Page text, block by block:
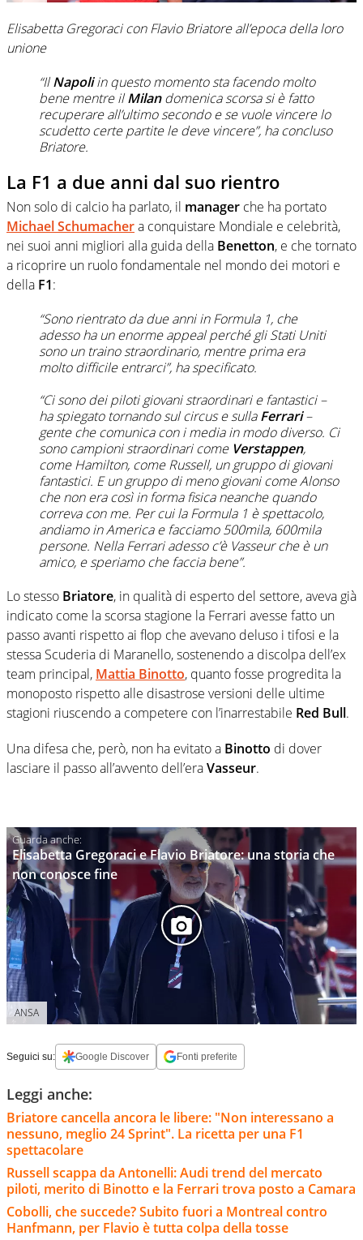
Elisabetta Gregoraci con Flavio Briatore all’epoca della loro
unione
“IlNapoliin questo momento sta facendo molto
bene mentre ilMilandomenica scorsa si è fatto
recuperare all’ultimo secondo e se vuole vincere lo
scudetto certe partite le deve vincere”, ha concluso
Briatore.
La F1 a due anni dal suo rientro
Non solo di calcio ha parlato, il manager che ha portato
Michael Schumachera conquistare Mondiale e celebrità,
nei suoi anni migliori alla guida della Benetton, e che tornato
a ricoprire un ruolo fondamentale nel mondo dei motori e
della F1:
“Sono rientrato da due anni in Formula 1, che
adesso ha un enorme appeal perché gli Stati Uniti
sono un traino straordinario, mentre prima era
molto difficile entrarci”, ha specificato.
“Ci sono dei piloti giovani straordinari e fantastici –
ha spiegato tornando sul circus e sullaFerrari–
gente che comunica con i media in modo diverso. Ci
sono campioni straordinari come Verstappen,
come Hamilton, come Russell, un gruppo di giovani
fantastici. E un gruppo di meno giovani come Alonso
che non era così in forma fisica neanche quando
correva con me. Per cui la Formula 1 è spettacolo,
andiamo in America e facciamo 500mila, 600mila
persone. Nella Ferrari adesso c’è Vasseur che è un
amico, e speriamo che faccia bene”.
Lo stesso Briatore, in qualità di esperto del settore, aveva già
indicato come la scorsa stagione la Ferrari avesse fatto un
passo avanti rispetto ai flop che avevano deluso i tifosi e la
stessa Scuderia di Maranello, sostenendo a discolpa dell’ex
team principal, Mattia Binotto, quanto fosse progredita la
monoposto rispetto alle disastrose versioni delle ultime
stagioni riuscendo a competere con l’inarrestabile Red Bull.
Una difesa che, però, non ha evitato a Binotto di dover
lasciare il passo all’avvento dell’eraVasseur.
Elisabetta Gregoraci e Flavio Briatore: una storia che
non conosce fine
ANSA
Seguici su: Google Discover Fonti preferite
Leggi anche:
Briatore cancella ancora le libere: "Non interessano a
nessuno, meglio 24 Sprint". La ricetta per una F1
spettacolare
Russell scappa da Antonelli: Audi trend del mercato
piloti, merito di Binotto e la Ferrari trova posto a Camara
Cobolli, che succede? Subito fuori a Montreal contro
Hanfmann, per Flavio è tutta colpa della tosse